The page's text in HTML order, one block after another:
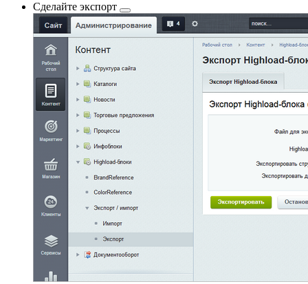
Сделайте экспорт